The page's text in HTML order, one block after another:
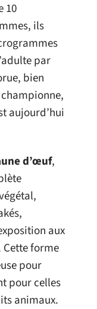
10
ils
par
bien
aujourd’hui
d’œuf,
aux
Cette forme
pour
pour celles
animaux.